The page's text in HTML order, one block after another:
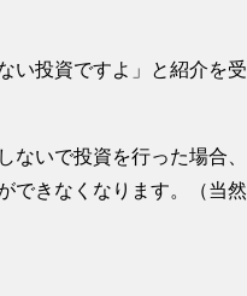
い投資ですよ」と紹介を受
いで投資を行った場合、
できなくなります。（当然